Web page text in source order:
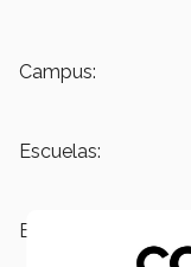
Campus:
Escuelas:
Etiquetas: